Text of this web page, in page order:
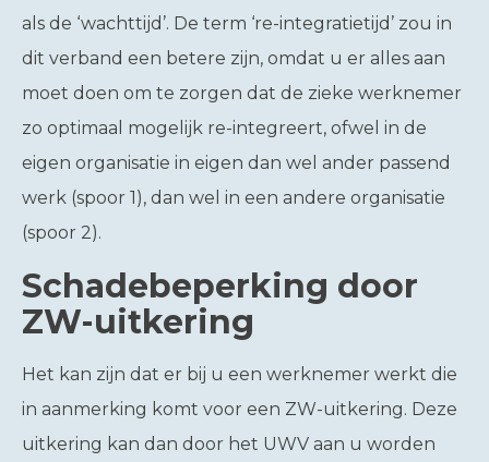
als de ‘wachttijd’. De term ‘re-integratietijd’ zou in
dit verband een betere zijn, omdat u er alles aan
moet doen om te zorgen dat de zieke werknemer
zo optimaal mogelijk re-integreert, ofwel in de
eigen organisatie in eigen dan wel ander passend
werk (spoor 1), dan wel in een andere organisatie
(spoor 2).
Schadebeperking door
ZW-uitkering
Het kan zijn dat er bij u een werknemer werkt die
in aanmerking komt voor een ZW-uitkering. Deze
uitkering kan dan door het UWV aan u worden